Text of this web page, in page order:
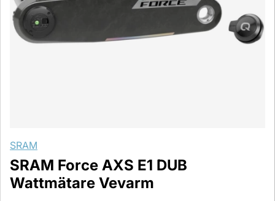
SRAM
SRAM Force AXS E1 DUB
Wattmätare Vevarm